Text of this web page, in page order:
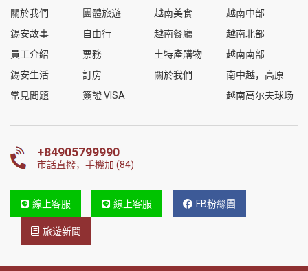
關於我們
錫安故事
員工介紹
錫安生活
常見問題
團體旅遊
自由行
票務
訂房
簽證 VISA
越南美食
越南餐廳
土特產購物
關於我們
越南中部
越南北部
越南南部
南中越，高原
越南高尔夫球场
+84905799990
市話直撥，手機加 (84)
線上客服 線上客服 FB粉絲團
旅遊新聞